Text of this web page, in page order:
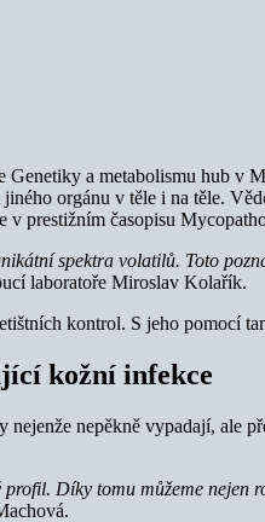
Genetiky a metabolismu hub
orgánu v těle i na těle.
v prestižním časopisu
spektra volatilů. Toto
laboratoře Miroslav Kolařík.
kontrol. S jeho pomocí
kožní infekce
nepěkně vypadají, ale
Díky tomu můžeme